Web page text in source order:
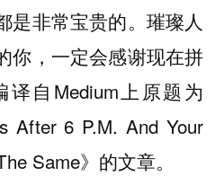
是非常宝贵的。璀璨人
你，一定会感谢现在拼
自Medium上原题为
After 6 P.M. And Your
Same》的文章。